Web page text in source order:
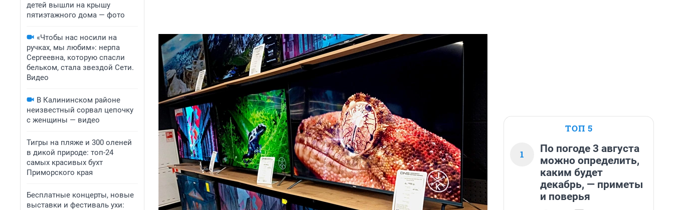
детей вышли на крышу
пятиэтажного дома — фото
«Чтобы нас носили на
ручках, мы любим»: нерпа
Сергеевна, которую спасли
бельком, стала звездой Сети.
Видео
В Калининском районе
неизвестный сорвал цепочку
с женщины — видео
Тигры на пляже и 300 оленей
в дикой природе: топ-24
самых красивых бухт
Приморского края
Бесплатные концерты, новые
выставки и фестиваль ухи:
ТОП 5
1
По погоде 3 августа
можно определить,
каким будет
декабрь, — приметы
и поверья